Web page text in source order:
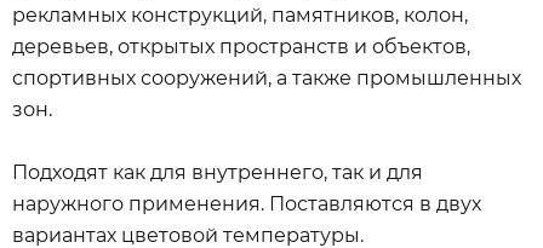
рекламных конструкций, памятников, колон,
деревьев, открытых пространств и объектов,
спортивных сооружений, а также промышленных
зон.
Подходят как для внутреннего, так и для
наружного применения. Поставляются в двух
вариантах цветовой температуры.